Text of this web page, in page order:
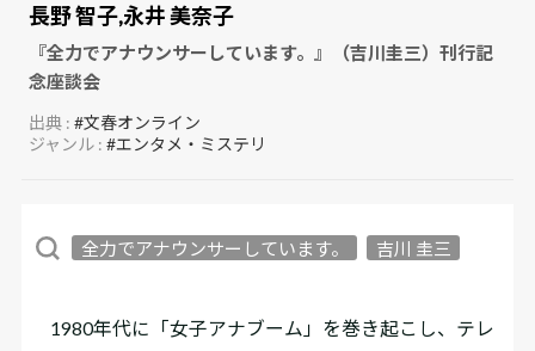
長野 智子,永井 美奈子
『全力でアナウンサーしています。』（吉川圭三）刊行記
念座談会
出典 :#文春オンライン
ジャンル :#エンタメ・ミステリ
全力でアナウンサーしています。 吉川 圭三
1980年代に「女子アナブーム」を巻き起こし、テレ